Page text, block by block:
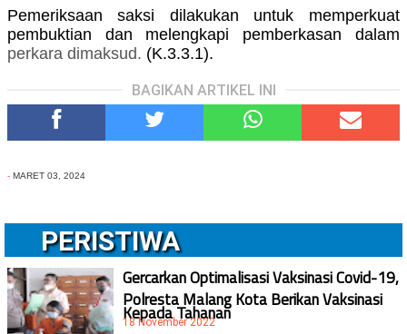
Pemeriksaan saksi dilakukan untuk memperkuat
pembuktian dan melengkapi pemberkasan dalam
perkara dimaksud. (K.3.3.1).
BAGIKAN ARTIKEL INI
- MARET 03, 2024
PERISTIWA
Gercarkan Optimalisasi Vaksinasi Covid-19,
Polresta Malang Kota Berikan Vaksinasi
Kepada Tahanan
18 November 2022